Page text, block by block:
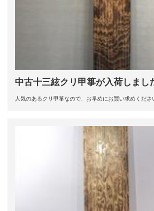
中古十三絃クリ甲箏が入荷しまし
人気のあるクリ甲箏なので、お早めにお買い求めくださ